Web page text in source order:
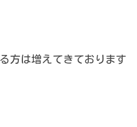
方は増えてきております